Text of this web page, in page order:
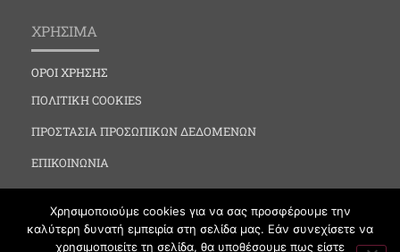
ΧΡΗΣΙΜΑ
ΟΡΟΙ ΧΡΗΣΗΣ
ΠΟΛΙΤΙΚΗ COOKIES
ΠΡΟΣΤΑΣΙΑ ΠΡΟΣΩΠΙΚΩΝ ΔΕΔΟΜΕΝΩΝ
ΕΠΙΚΟΙΝΩΝΙΑ
Χρησιμοποιούμε cookies για να σας προσφέρουμε την
καλύτερη δυνατή εμπειρία στη σελίδα μας. Εάν συνεχίσετε να
χρησιμοποιείτε τη σελίδα, θα υποθέσουμε πως είστε